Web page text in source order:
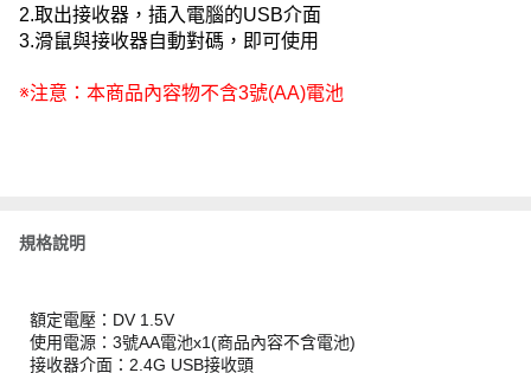
2.取出接收器，插入電腦的USB介面
3.滑鼠與接收器自動對碼，即可使用
※注意：本商品內容物不含3號(AA)電池
規格說明
額定電壓：DV 1.5V
使用電源：3號AA電池x1(商品內容不含電池)
接收器介面：2.4G USB接收頭